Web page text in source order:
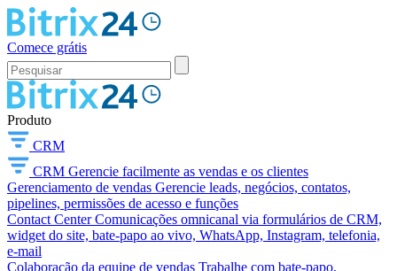
Comece grátis
Produto
CRM
CRM Gerencie facilmente as vendas e os clientes
Gerenciamento de vendas Gerencie leads, negócios, contatos,
pipelines, permissões de acesso e funções
Contact Center Comunicações omnicanal via formulários de CRM,
widget do site, bate-papo ao vivo, WhatsApp, Instagram, telefonia,
e-mail
Colaboração da equipe de vendas Trabalhe com bate-papo,